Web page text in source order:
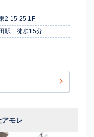
2-15-25 1F
駅 徒歩15分
モレ